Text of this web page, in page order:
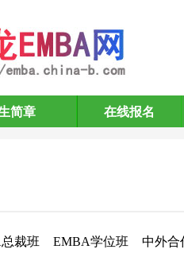
简章 在线报名
裁班 EMBA学位班 中外合